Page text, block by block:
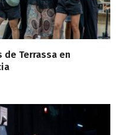
de Terrassa en